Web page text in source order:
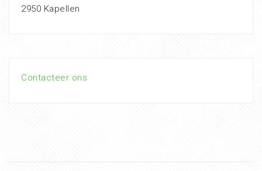
2950 Kapellen
Contacteer ons